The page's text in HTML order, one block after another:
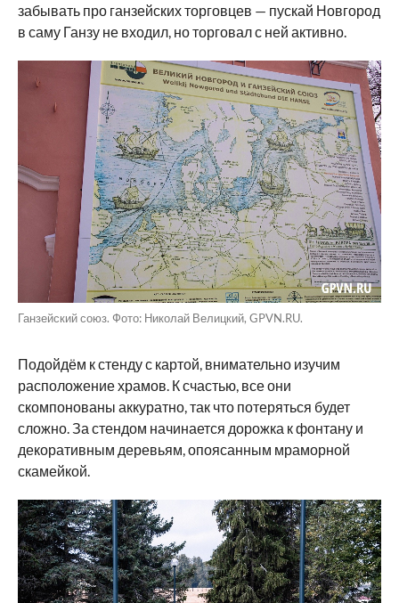
забывать про ганзейских торговцев — пускай Новгород
в саму Ганзу не входил, но торговал с ней активно.
Ганзейский союз. Фото: Николай Велицкий, GPVN.RU.
Подойдём к стенду с картой, внимательно изучим
расположение храмов. К счастью, все они
скомпонованы аккуратно, так что потеряться будет
сложно. За стендом начинается дорожка к фонтану и
декоративным деревьям, опоясанным мраморной
скамейкой.